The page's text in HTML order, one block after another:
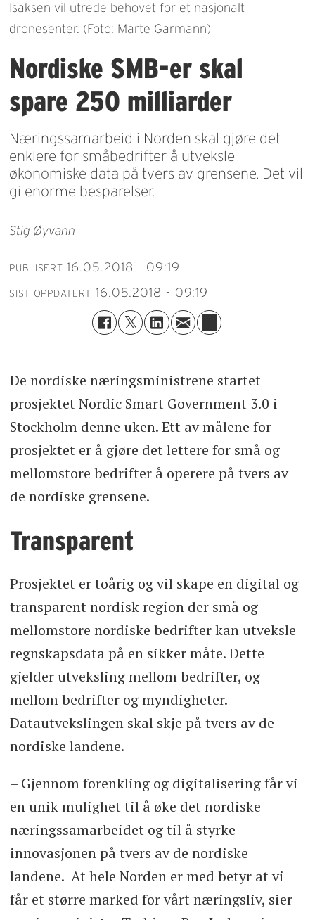
Isaksen vil utrede behovet for et nasjonalt
dronesenter. (Foto: Marte Garmann)
Nordiske SMB-er skal
spare 250 milliarder
Næringssamarbeid i Norden skal gjøre det
enklere for småbedrifter å utveksle
økonomiske data på tvers av grensene. Det vil
gi enorme besparelser.
Stig Øyvann
PUBLISERT 16.05.2018 - 09:19
SIST OPPDATERT 16.05.2018 - 09:19
De nordiske næringsministrene startet
prosjektet Nordic Smart Government 3.0 i
Stockholm denne uken. Ett av målene for
prosjektet er å gjøre det lettere for små og
mellomstore bedrifter å operere på tvers av
de nordiske grensene.
Transparent
Prosjektet er toårig og vil skape en digital og
transparent nordisk region der små og
mellomstore nordiske bedrifter kan utveksle
regnskapsdata på en sikker måte. Dette
gjelder utveksling mellom bedrifter, og
mellom bedrifter og myndigheter.
Datautvekslingen skal skje på tvers av de
nordiske landene.
– Gjennom forenkling og digitalisering får vi
en unik mulighet til å øke det nordiske
næringssamarbeidet og til å styrke
innovasjonen på tvers av de nordiske
landene. At hele Norden er med betyr at vi
får et større marked for vårt næringsliv, sier